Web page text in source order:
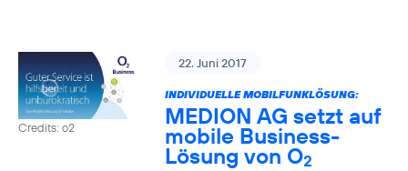
Credits: o2
22. Juni 2017
INDIVIDUELLE MOBILFUNKLÖSUNG:
MEDION AG setzt auf
mobile Business-
Lösung von O2